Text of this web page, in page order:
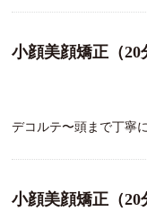
小顔美顔矯正（
デコルテ〜頭まで丁寧
小顔美顔矯正（